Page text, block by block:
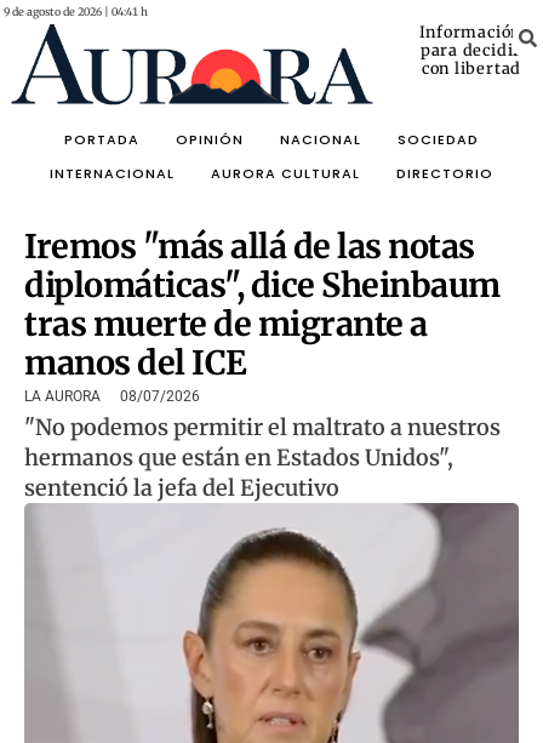
9 de agosto de 2026 | 04:41 h
Información
para decidir
con libertad
PORTADA OPINIÓN NACIONAL
SOCIEDAD
INTERNACIONAL
AURORA CULTURAL DIRECTORIO
Iremos "más allá de las notas
diplomáticas", dice Sheinbaum
tras muerte de migrante a
manos del ICE
LA AURORA 08/07/2026
"No podemos permitir el maltrato a nuestros
hermanos que están en Estados Unidos",
sentenció la jefa del Ejecutivo